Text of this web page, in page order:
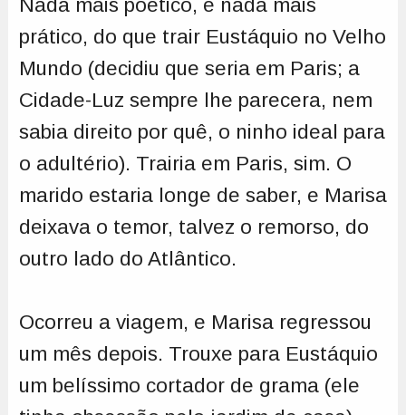
Nada mais poético, e nada mais
prático, do que trair Eustáquio no Velho
Mundo (decidiu que seria em Paris; a
Cidade-Luz sempre lhe parecera, nem
sabia direito por quê, o ninho ideal para
o adultério). Trairia em Paris, sim. O
marido estaria longe de saber, e Marisa
deixava o temor, talvez o remorso, do
outro lado do Atlântico.
Ocorreu a viagem, e Marisa regressou
um mês depois. Trouxe para Eustáquio
um belíssimo cortador de grama (ele